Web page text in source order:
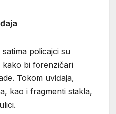
policajci su
kako bi forenzičari
Tokom uviđaja,
kao i fragmenti stakla,